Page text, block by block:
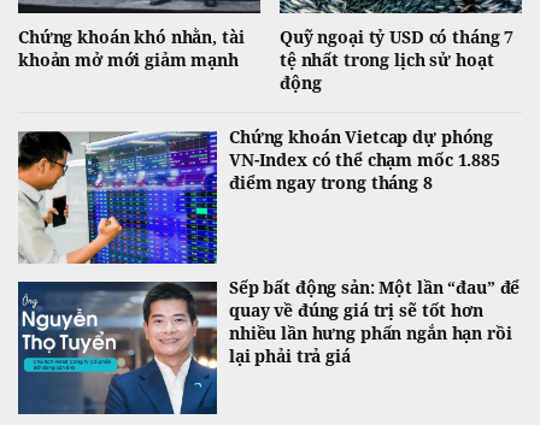
Chứng khoán khó nhằn, tài
khoản mở mới giảm mạnh
Quỹ ngoại tỷ USD có tháng 7
tệ nhất trong lịch sử hoạt
động
Chứng khoán Vietcap dự phóng
VN-Index có thể chạm mốc 1.885
điểm ngay trong tháng 8
Sếp bất động sản: Một lần “đau” để
quay về đúng giá trị sẽ tốt hơn
nhiều lần hưng phấn ngắn hạn rồi
lại phải trả giá